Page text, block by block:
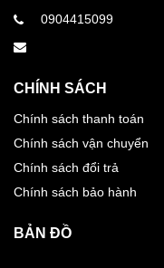
0904415099
CHÍNH SÁCH
Chính sách thanh toán
Chính sách vận chuyển
Chính sách đổi trả
Chính sách bảo hành
BẢN ĐỒ